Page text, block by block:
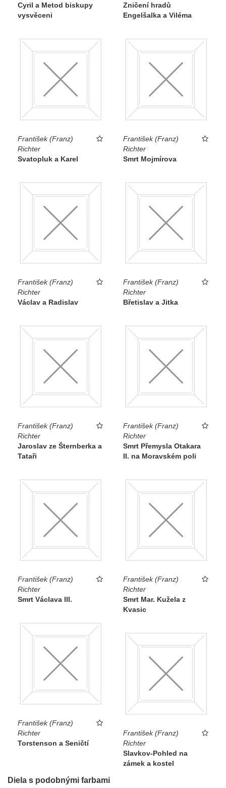
Cyril a Metod biskupy
vysvěceni
Zničení hradů
Engelšalka a Viléma
František (Franz)
Richter
Svatopluk a Karel
František (Franz)
Richter
Smrt Mojmírova
František (Franz)
Richter
Václav a Radislav
František (Franz)
Richter
Břetislav a Jitka
František (Franz)
Richter
Jaroslav ze Šternberka a
Tataři
František (Franz)
Richter
Smrt Přemysla Otakara
II. na Moravském poli
František (Franz)
Richter
Smrt Václava III.
František (Franz)
Richter
Smrt Mar. Kužela z
Kvasic
František (Franz)
Richter
Torstenson a Seničtí
František (Franz)
Richter
Slavkov-Pohled na
zámek a kostel
Diela s podobnými farbami